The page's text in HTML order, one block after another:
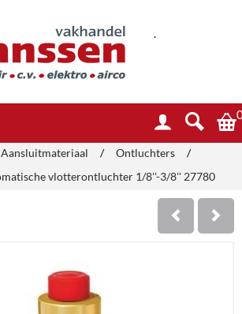
.
Aansluitmateriaal / Ontluchters
/
vlotterontluchter 1/8''-3/8'' 27780